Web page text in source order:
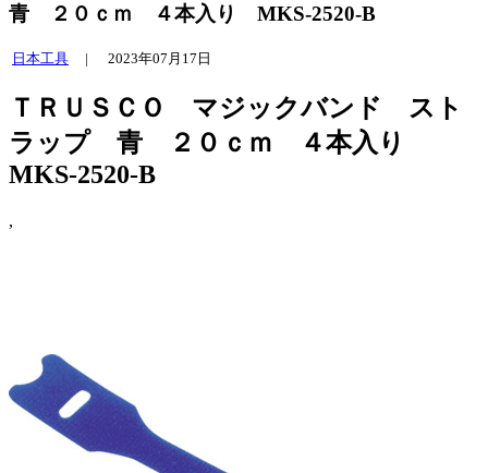
青 ２０ｃｍ ４本入り MKS-2520-B
日本工具 | 2023年07月17日
ＴＲＵＳＣＯ マジックバンド スト
ラップ 青 ２０ｃｍ ４本入り
MKS-2520-B
,